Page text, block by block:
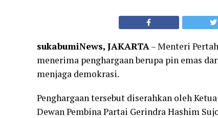
sukabumiNews, JAKARTA– Menteri
menerima penghargaan berupa pin emas
menjaga demokrasi.
Penghargaan tersebut diserahkan oleh
Dewan Pembina Partai Gerindra Hashim